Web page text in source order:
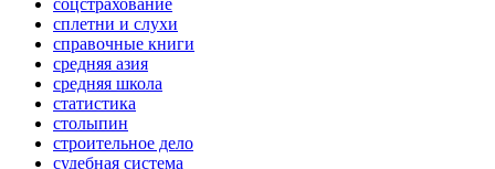
соцстрахование
сплетни и слухи
справочные книги
средняя азия
средняя школа
статистика
столыпин
строительное дело
судебная система